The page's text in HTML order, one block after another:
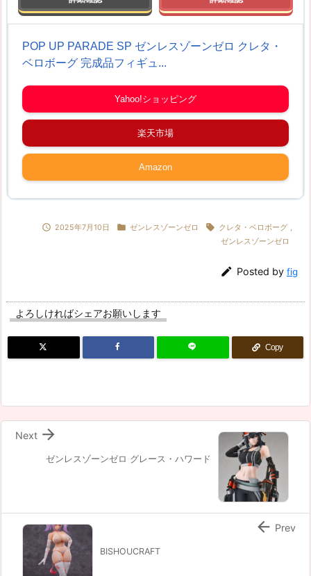
POP UP PARADE SP ゼンレスゾーンゼロ クレタ・
ベロボーグ 完成品フィギュ...
Yahoo!ショッピング
楽天市場
Amazon
 2025年7月10日  ゼンレスゾーンゼロ  クレタ・ベロボーグ ,
ゼンレスゾーンゼロ
 Posted by fig
よろしければシェアお願いします
Copy
ゼンレスゾーンゼロ グレース・ハワード

Next
BISHOUCRAFT
 Prev